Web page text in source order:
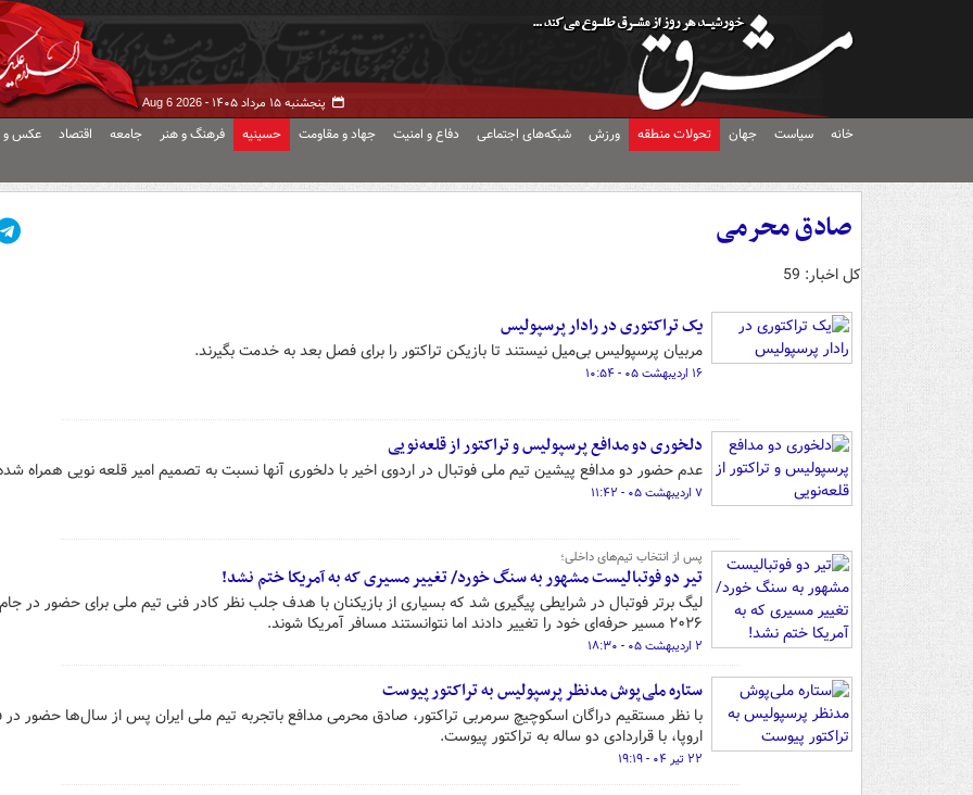
پنجشنبه ۱۵ مرداد ۱۴۰۵ - Aug 6 2026
خانه سیاست جهان تحولات منطقه ورزش شبکه‌های اجتماعی دفاع و امنیت جهاد و مقاومت حسینیه فرهنگ و هنر جامعه اقتصاد عکس و
صادق محرمی
کل اخبار: 59
یک تراکتوری در رادار پرسپولیس
مربیان پرسپولیس بی‌میل نیستند تا بازیکن تراکتور را برای فصل بعد به خدمت بگیرند.
۱۶ اردیبهشت ۰۵ - ۱۰:۵۴
دلخوری دو مدافع پرسپولیس و تراکتور از قلعه‌نویی
عدم حضور دو مدافع پیشین تیم ملی فوتبال در اردوی اخیر با دلخوری آنها نسبت به تصمیم امیر قلعه نویی همراه
۷ اردیبهشت ۰۵ - ۱۱:۴۲
پس از انتخاب تیم‌های داخلی؛
تیر دو فوتبالیست مشهور به سنگ خورد/ تغییر مسیری که به آمریکا ختم نشد!
لیگ برتر فوتبال در شرایطی پیگیری شد که بسیاری از بازیکنان با هدف جلب نظر کادر فنی تیم ملی برای حضور در
۲۰۲۶ مسیر حرفه‌ای خود را تغییر دادند اما نتوانستند مسافر آمریکا شوند.
۲ اردیبهشت ۰۵ - ۱۸:۳۰
ستاره ملی‌پوش مدنظر پرسپولیس به تراکتور پیوست
با نظر مستقیم دراگان اسکوچیچ سرمربی تراکتور، صادق محرمی مدافع باتجربه تیم ملی ایران پس از سال‌ها حضور در
اروپا، با قراردادی دو ساله به تراکتور پیوست.
۲۲ تیر ۰۴ - ۱۹:۱۹